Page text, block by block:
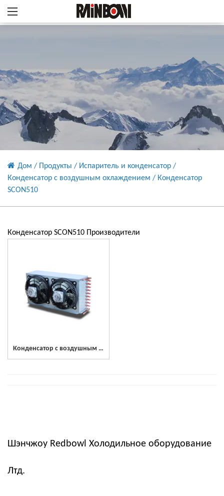
Дом / Продукты / Испаритель и конденсатор /
Конденсатор с воздушным охлаждением / Конденсатор
SCON510
Конденсатор SCON510 Производители
Конденсатор с воздушным охлаждением из нержавеющей стали SCON510
Шэнчжоу Redbowl Холодильное оборудование
Лтд.